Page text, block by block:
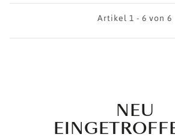
Artikel 1 - 6 von 6
NEU